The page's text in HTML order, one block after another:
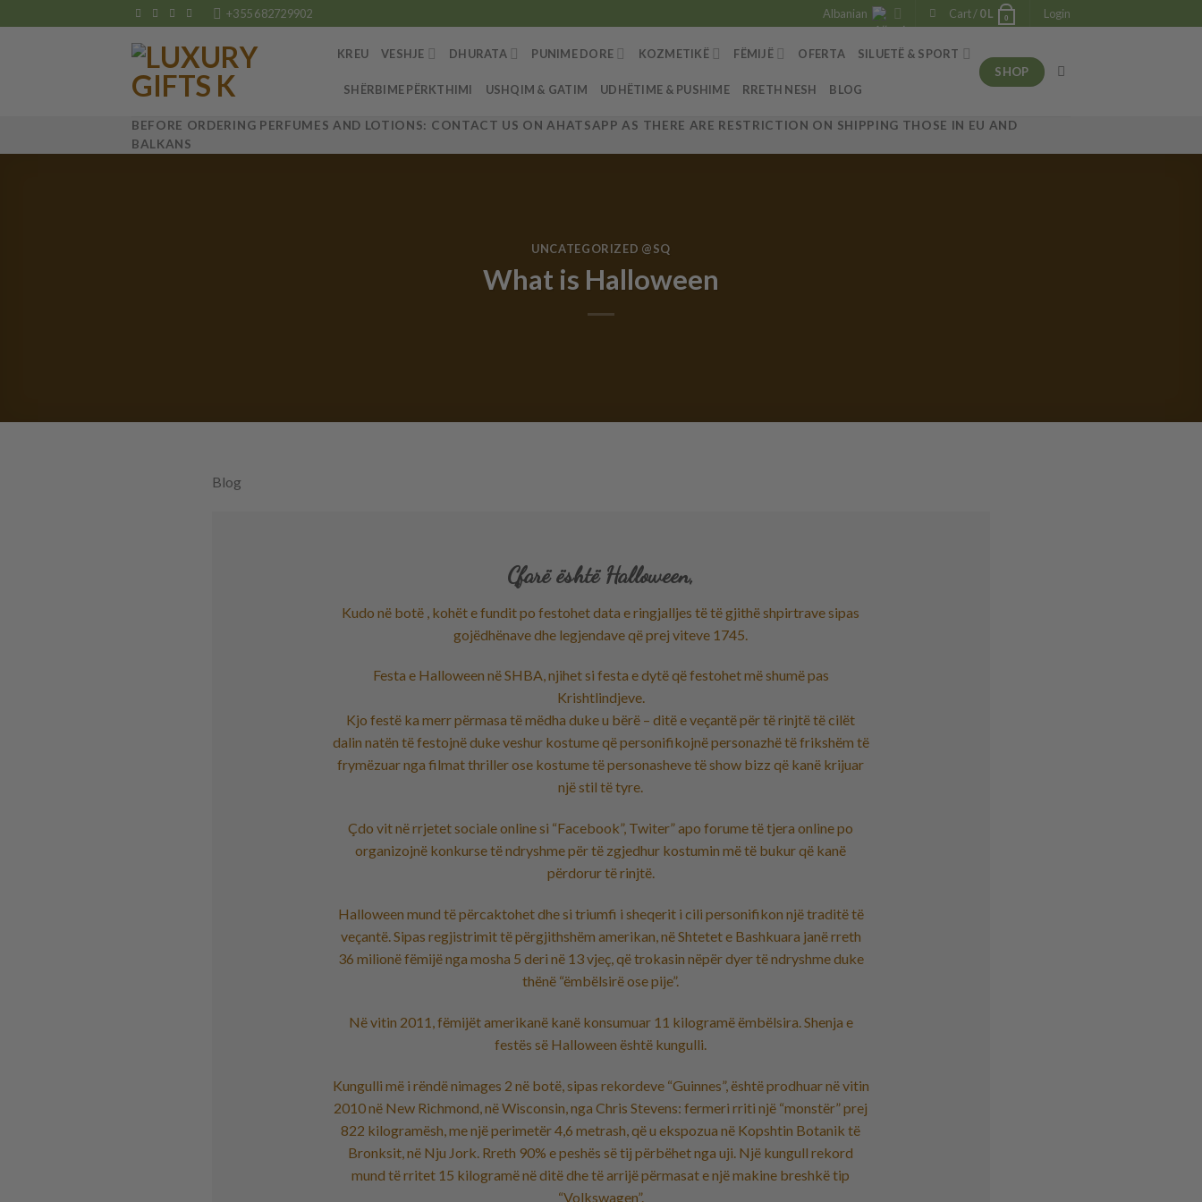
to
+355 682729902 Albanian Cart /0L 0 Login
KREU VESHJE DHURATA PUNIME DORE KOZMETIKË FËMIJË OFERTA SILUETË & SPORT
SHËRBIME PËRKTHIMI USHQIM & GATIM UDHËTIME & PUSHIME RRETH NESH BLOG
SHOP
BEFORE ORDERING PERFUMES AND LOTIONS: CONTACT US ON AHATSAPP AS THERE ARE RESTRICTION ON SHIPPING THOSE IN EU AND
BALKANS
UNCATEGORIZED @SQ
What is Halloween
Blog
Çfarë është Halloween,
Kudo në botë , kohët e fundit po festohet data e ringjalljes të të gjithë shpirtrave sipas
gojëdhënave dhe legjendave që prej viteve 1745.
Festa e Halloween në SHBA, njihet si festa e dytë që festohet më shumë pas
Krishtlindjeve.
Kjo festë ka merr përmasa të mëdha duke u bërë – ditë e veçantë për të rinjtë të cilët
dalin natën të festojnë duke veshur kostume që personifikojnë personazhë të frikshëm të
frymëzuar nga filmat thriller ose kostume të personasheve të show bizz që kanë krijuar
një stil të tyre.
Çdo vit në rrjetet sociale online si “Facebook”, Twiter” apo forume të tjera online po
organizojnë konkurse të ndryshme për të zgjedhur kostumin më të bukur që kanë
përdorur të rinjtë.
Halloween mund të përcaktohet dhe si triumfi i sheqerit i cili personifikon një traditë të
veçantë. Sipas regjistrimit të përgjithshëm amerikan, në Shtetet e Bashkuara janë rreth
36 milionë fëmijë nga mosha 5 deri në 13 vjeç, që trokasin nëpër dyer të ndryshme duke
thënë “ëmbëlsirë ose pije”.
Në vitin 2011, fëmijët amerikanë kanë konsumuar 11 kilogramë ëmbëlsira. Shenja e
festës së Halloween është kungulli.
Kungulli më i rëndë nimages 2 në botë, sipas rekordeve “Guinnes”, është prodhuar në vitin
2010 në New Richmond, në Wisconsin, nga Chris Stevens: fermeri rriti një “monstër” prej
822 kilogramësh, me një perimetër 4,6 metrash, që u ekspozua në Kopshtin Botanik të
Bronksit, në Nju Jork. Rreth 90% e peshës së tij përbëhet nga uji. Një kungull rekord
mund të rritet 15 kilogramë në ditë dhe të arrijë përmasat e një makine breshkë tip
“Volkswagen”.